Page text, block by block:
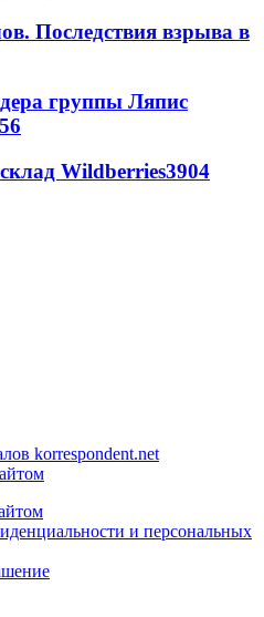
Последствия взрыва в
группы Ляпис
Wildberries3904
korrespondent.net
и персональных